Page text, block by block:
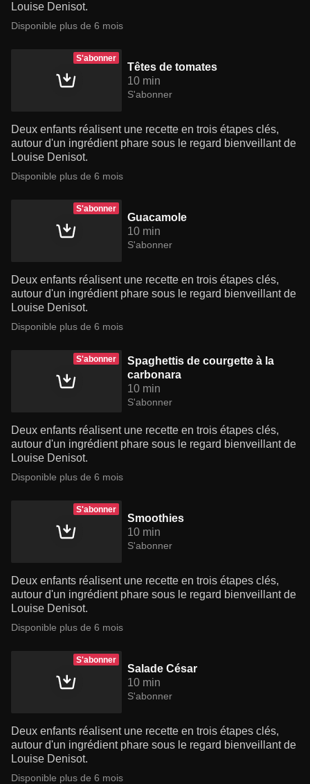
Louise Denisot.
Disponible plus de 6 mois
S'abonner
Têtes de tomates
10 min
S'abonner
Deux enfants réalisent une recette en trois étapes clés,
autour d'un ingrédient phare sous le regard bienveillant de
Louise Denisot.
Disponible plus de 6 mois
S'abonner
Guacamole
10 min
S'abonner
Deux enfants réalisent une recette en trois étapes clés,
autour d'un ingrédient phare sous le regard bienveillant de
Louise Denisot.
Disponible plus de 6 mois
S'abonner
Spaghettis de courgette à la
carbonara
10 min
S'abonner
Deux enfants réalisent une recette en trois étapes clés,
autour d'un ingrédient phare sous le regard bienveillant de
Louise Denisot.
Disponible plus de 6 mois
S'abonner
Smoothies
10 min
S'abonner
Deux enfants réalisent une recette en trois étapes clés,
autour d'un ingrédient phare sous le regard bienveillant de
Louise Denisot.
Disponible plus de 6 mois
S'abonner
Salade César
10 min
S'abonner
Deux enfants réalisent une recette en trois étapes clés,
autour d'un ingrédient phare sous le regard bienveillant de
Louise Denisot.
Disponible plus de 6 mois